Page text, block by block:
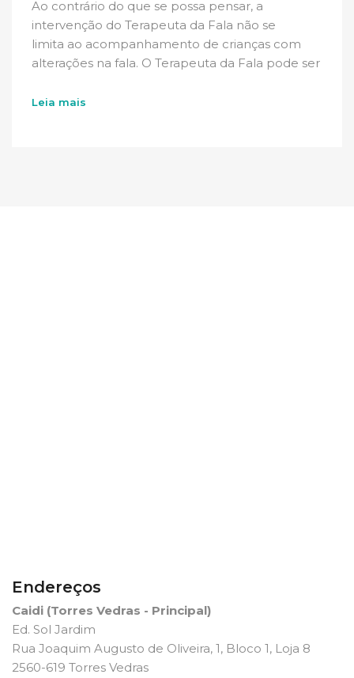
Ao contrário do que se possa pensar, a
intervenção do Terapeuta da Fala não se
limita ao acompanhamento de crianças com
alterações na fala. O Terapeuta da Fala pode ser
Leia mais
Endereços
Caidi (Torres Vedras - Principal)
Ed. Sol Jardim
Rua Joaquim Augusto de Oliveira, 1, Bloco 1, Loja 8
2560-619 Torres Vedras